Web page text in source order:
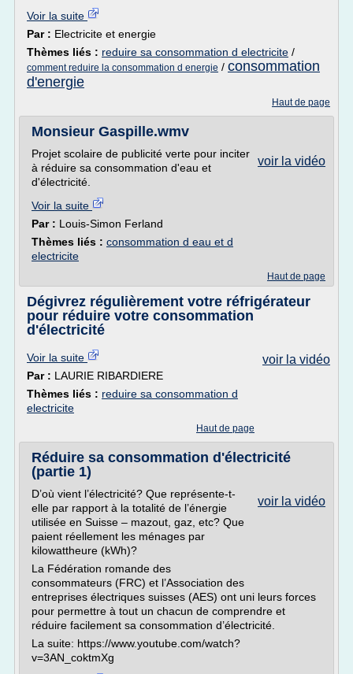
Voir la suite
Par : Electricite et energie
Thèmes liés : reduire sa consommation d electricite /
comment reduire la consommation d energie / consommation
d'energie
Haut de page
Monsieur Gaspille.wmv
voir la vidéo
Projet scolaire de publicité verte pour inciter
à réduire sa consommation d'eau et
d'électricité.
Voir la suite
Par : Louis-Simon Ferland
Thèmes liés : consommation d eau et d
electricite
Haut de page
Dégivrez régulièrement votre réfrigérateur
pour réduire votre consommation
d'électricité
voir la vidéo
Voir la suite
Par : LAURIE RIBARDIERE
Thèmes liés : reduire sa consommation d
electricite
Haut de page
Réduire sa consommation d'électricité
(partie 1)
voir la vidéo
D’où vient l’électricité? Que représente-t-
elle par rapport à la totalité de l’énergie
utilisée en Suisse – mazout, gaz, etc? Que
paient réellement les ménages par
kilowattheure (kWh)?
La Fédération romande des
consommateurs (FRC) et l’Association des
entreprises électriques suisses (AES) ont uni leurs forces
pour permettre à tout un chacun de comprendre et
réduire facilement sa consommation d’électricité.
La suite: https://www.youtube.com/watch?
v=3AN_coktmXg